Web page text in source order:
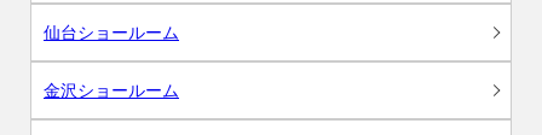
仙台ショールーム
金沢ショールーム